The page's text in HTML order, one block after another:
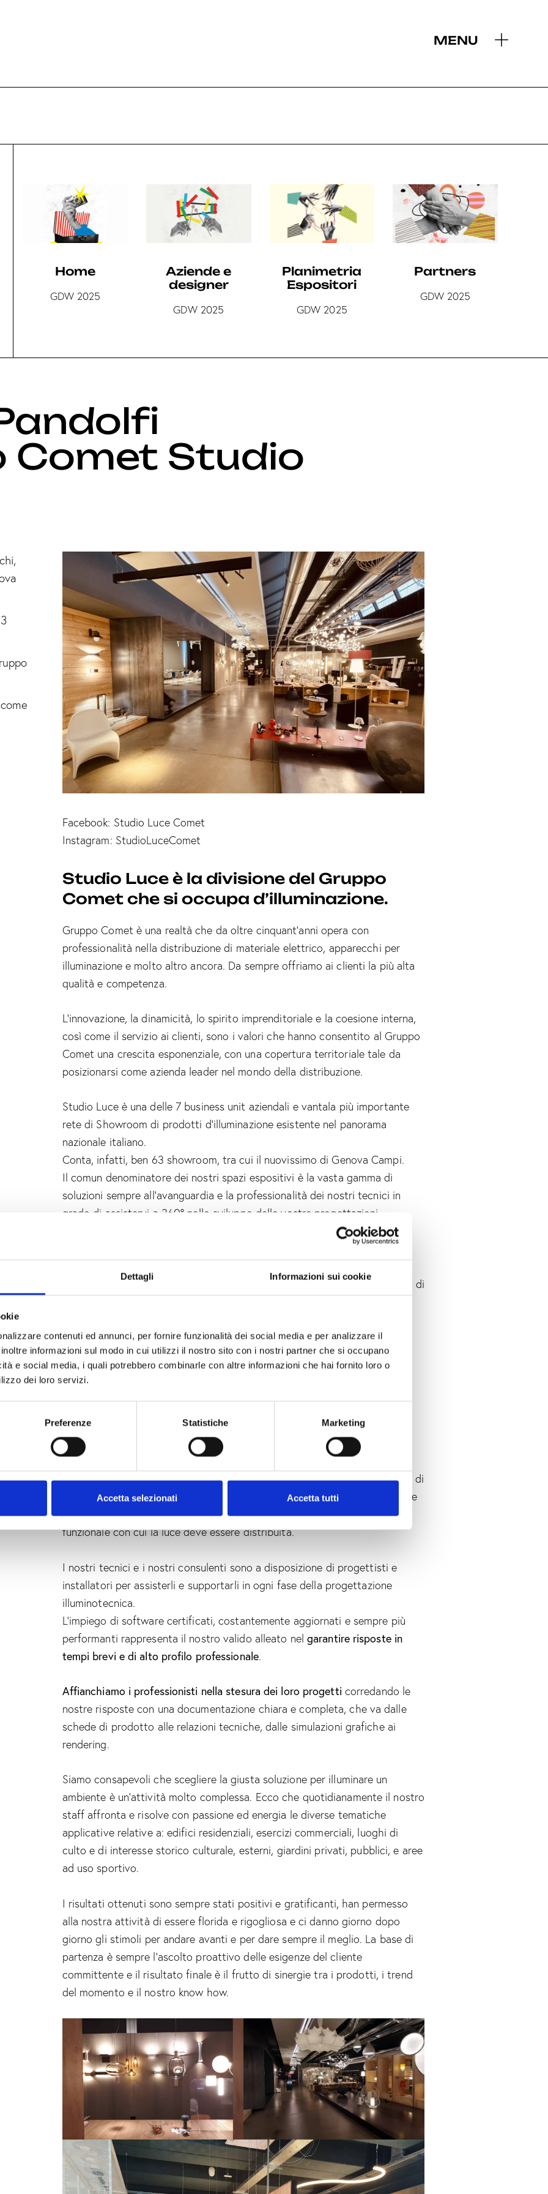
Dettagli Informazioni sui cookie
contenuti ed annunci, per fornire funzionalità dei social media e per analizzare il
informazioni sul modo in cui utilizzi il nostro sito con i nostri partner che si occupano
e social media, i quali potrebbero combinarle con altre informazioni che hai fornito loro o
dei loro servizi.
Preferenze Statistiche Marketing
Accetta selezionati Accetta tutti
MENU
Home
GDW 2025
Aziende e
designer
GDW 2025
Planimetria
Espositori
GDW 2025
Partners
GDW 2025
Comet Studio
Facebook: Studio Luce Comet
Instagram: StudioLuceComet
Studio Luce è la divisione del Gruppo
Comet che si occupa d’illuminazione.
Gruppo Comet è una realtà che da oltre cinquant’anni opera con
professionalità nella distribuzione di materiale elettrico, apparecchi per
illuminazione e molto altro ancora. Da sempre offriamo ai clienti la più alta
qualità e competenza.
L’innovazione, la dinamicità, lo spirito imprenditoriale e la coesione interna,
così come il servizio ai clienti, sono i valori che hanno consentito al Gruppo
Comet una crescita esponenziale, con una copertura territoriale tale da
posizionarsi come azienda leader nel mondo della distribuzione.
Studio Luce è una delle 7 business unit aziendali e vantala più importante
rete di Showroom di prodotti d’illuminazione esistente nel panorama
nazionale italiano.
Conta, infatti, ben 63 showroom, tra cui il nuovissimo di Genova Campi.
Il comun denominatore dei nostri spazi espositivi è la vasta gamma di
soluzioni sempre all’avanguardia e la professionalità dei nostri tecnici in
grado di assistervi a 360° nello sviluppo delle vostre progettazioni.
Siamo partner di riferimento di gran parte delle più prestigiose aziende di
posizione fa sì che si garantisca costantemente un ventaglio molto ampio di
Inoltre,grazie all’esperienza e alla professionalità dei nostri
consulenti proponiamosoluzioni personalizzate, su misura, disegnate
operativi specifici.
I nostri specialisti dello Studio Luce Comet hanno tutti maturato una
conoscenza approfondita dei prodotti che il mercato offre, delle tecniche di
progettazione e di lighting design, conoscono le peculiarità di installazione
degli articoli, gli ambiti applicativi più idonei per ogni prodotto, la logica
funzionale con cui la luce deve essere distribuita.
I nostri tecnici e i nostri consulenti sono a disposizione di progettisti e
installatori per assisterli e supportarli in ogni fase della progettazione
illuminotecnica.
L’impiego di software certificati, costantemente aggiornati e sempre più
performanti rappresenta il nostro valido alleato nel garantire risposte in
tempi brevi e di alto profilo professionale.
Affianchiamo i professionisti nella stesura dei loro progetti corredando le
nostre risposte con una documentazione chiara e completa, che va dalle
schede di prodotto alle relazioni tecniche, dalle simulazioni grafiche ai
rendering.
Siamo consapevoli che scegliere la giusta soluzione per illuminare un
ambiente è un’attività molto complessa. Ecco che quotidianamente il nostro
staff affronta e risolve con passione ed energia le diverse tematiche
applicative relative a: edifici residenziali, esercizi commerciali, luoghi di
culto e di interesse storico culturale, esterni, giardini privati, pubblici, e aree
ad uso sportivo.
I risultati ottenuti sono sempre stati positivi e gratificanti, han permesso
alla nostra attività di essere florida e rigogliosa e ci danno giorno dopo
giorno gli stimoli per andare avanti e per dare sempre il meglio. La base di
partenza è sempre l’ascolto proattivo delle esigenze del cliente
committente e il risultato finale è il frutto di sinergie tra i prodotti, i trend
del momento e il nostro know how.